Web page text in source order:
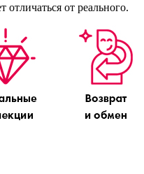
от реального.